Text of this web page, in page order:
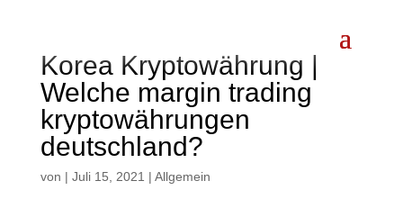
Korea Kryptowährung |
Welche margin trading
kryptowährungen
deutschland?
von | Juli 15, 2021 | Allgemein